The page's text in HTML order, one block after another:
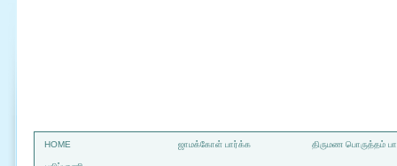
HOME ஜாமக்கோள் பார்க்க திருமண பொருத்தம்